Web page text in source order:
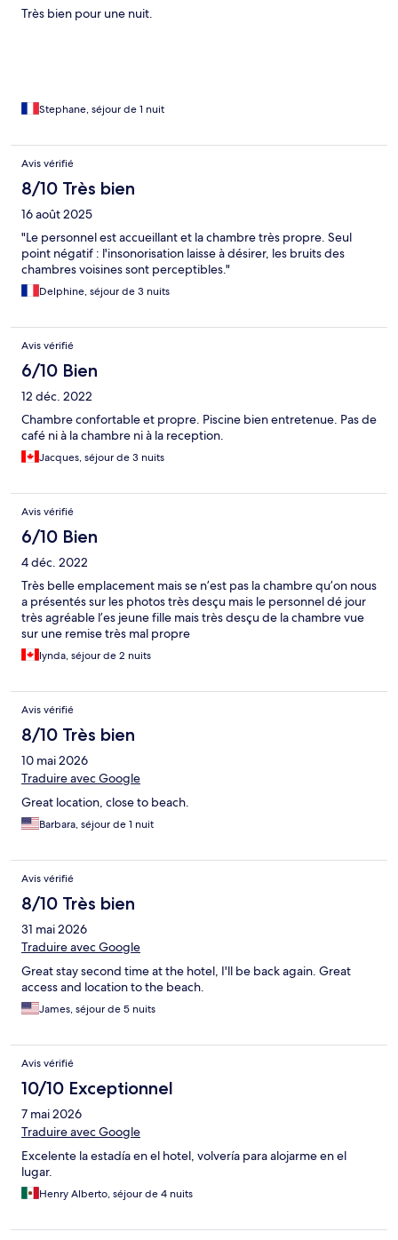
Très bien pour une nuit.
Stephane, séjour de 1 nuit
Avis vérifié
8/10 Très bien
16 août 2025
"Le personnel est accueillant et la chambre très propre. Seul
point négatif : l'insonorisation laisse à désirer, les bruits des
chambres voisines sont perceptibles."
Delphine, séjour de 3 nuits
Avis vérifié
6/10 Bien
12 déc. 2022
Chambre confortable et propre. Piscine bien entretenue. Pas de
café ni à la chambre ni à la reception.
Jacques, séjour de 3 nuits
Avis vérifié
6/10 Bien
4 déc. 2022
Très belle emplacement mais se n’est pas la chambre qu’on nous
a présentés sur les photos très desçu mais le personnel dé jour
très agréable l’es jeune fille mais très desçu de la chambre vue
sur une remise très mal propre
lynda, séjour de 2 nuits
Avis vérifié
8/10 Très bien
10 mai 2026
Traduire avec Google
Great location, close to beach.
Barbara, séjour de 1 nuit
Avis vérifié
8/10 Très bien
31 mai 2026
Traduire avec Google
Great stay second time at the hotel, I'll be back again. Great
access and location to the beach.
James, séjour de 5 nuits
Avis vérifié
10/10 Exceptionnel
7 mai 2026
Traduire avec Google
Excelente la estadía en el hotel, volvería para alojarme en el
lugar.
Henry Alberto, séjour de 4 nuits